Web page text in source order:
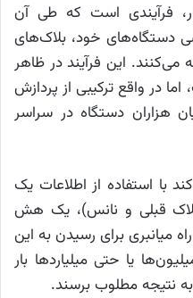
فرآیندی است که طی آن
دستگاه‌های خود، بلاک‌های
می‌کنند. این فرآیند در ظاهر
در واقع ترکیبی از پردازش
هزاران دستگاه در سراسر
با استفاده از اطلاعات یک
قبلی و نانس)، یک هش
میانبری برای رسیدن به این
یا حتی میلیاردها بار
نتیجه مطلوب برسند.